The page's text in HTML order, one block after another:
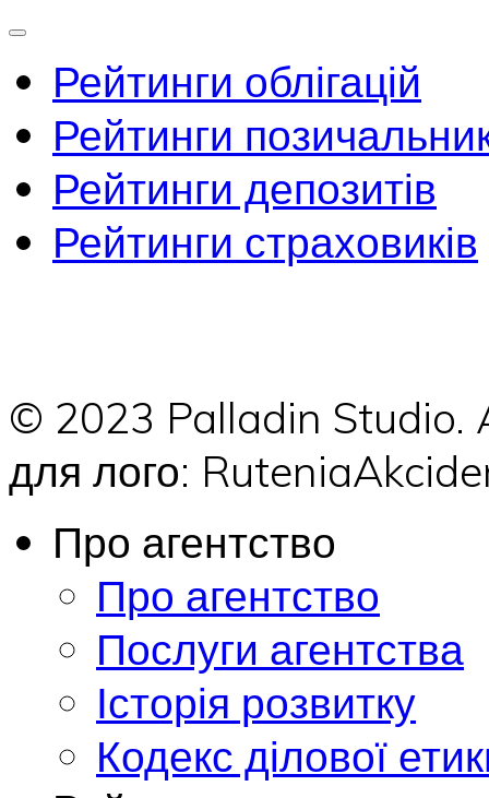
Рейтинги облігацій
Рейтинги
Рейтинги депозитів
Рейтинги страховиків
© 2023 Palladin
для лого:
Про агентство
Про агентство
Послуги агентства
Історія розвитку
Кодекс ділової